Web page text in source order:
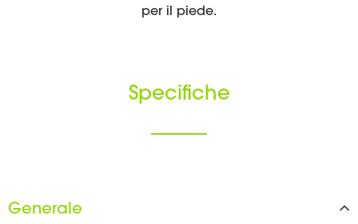
per il piede.
Specifiche
Generale